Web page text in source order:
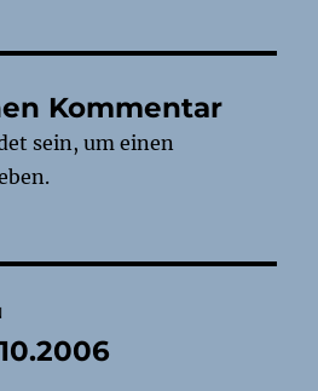
Kommentar
sein, um einen